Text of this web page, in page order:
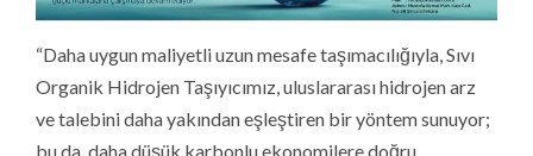
“Daha uygun maliyetli uzun mesafe taşımacılığıyla, Sıvı
Organik Hidrojen Taşıyıcımız, uluslararası hidrojen arz
ve talebini daha yakından eşleştiren bir yöntem sunuyor;
bu da, daha düşük karbonlu ekonomilere doğru